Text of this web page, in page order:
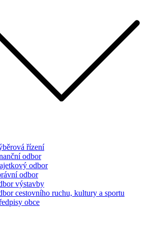
řízení
odbor
odbor
odbor
výstavby
cestovního ruchu, kultury a sportu
obce